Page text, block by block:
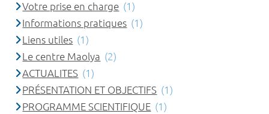
Votre prise en charge (1)
Informations pratiques (1)
Liens utiles (1)
Le centre Maolya (2)
ACTUALITES (1)
PRÉSENTATION ET OBJECTIFS (1)
PROGRAMME SCIENTIFIQUE (1)